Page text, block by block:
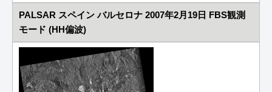
PALSAR スペイン バルセロナ 2007年2月19日 FBS観測
モード (HH偏波)